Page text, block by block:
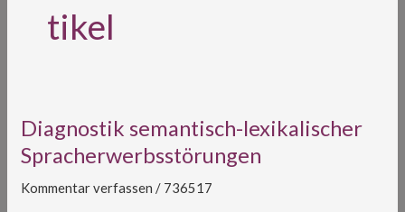
tikel
Diagnostik semantisch-lexikalischer
Spracherwerbsstörungen
Kommentar verfassen / 736517
Diagnostik
semantisch-
lexikalischer
Spracherwerbsstörungen